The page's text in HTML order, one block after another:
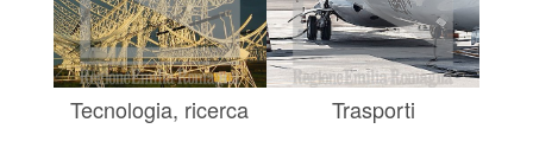
Tecnologia, ricerca Trasporti